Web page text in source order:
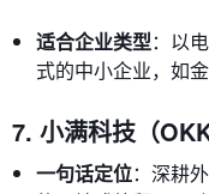
适合企业类型：以
式的中小企业，如
7. 小满科技（
一句话定位：深耕